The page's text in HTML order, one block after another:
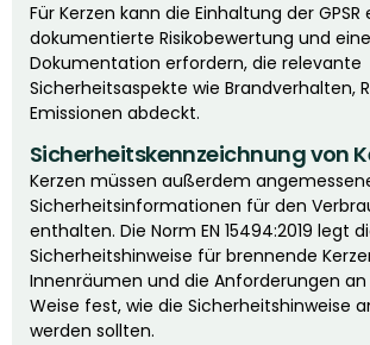
Für Kerzen kann die Einhaltung der GPSR
dokumentierte Risikobewertung und
Dokumentation erfordern, die relevante
Sicherheitsaspekte wie Brandverhalten,
Emissionen abdeckt.
Sicherheitskennzeichnung von
Kerzen müssen außerdem
Sicherheitsinformationen für den
enthalten. Die Norm EN 15494:2019 legt
Sicherheitshinweise für brennende
Innenräumen und die Anforderungen an
Weise fest, wie die Sicherheitshinweise
werden sollten.